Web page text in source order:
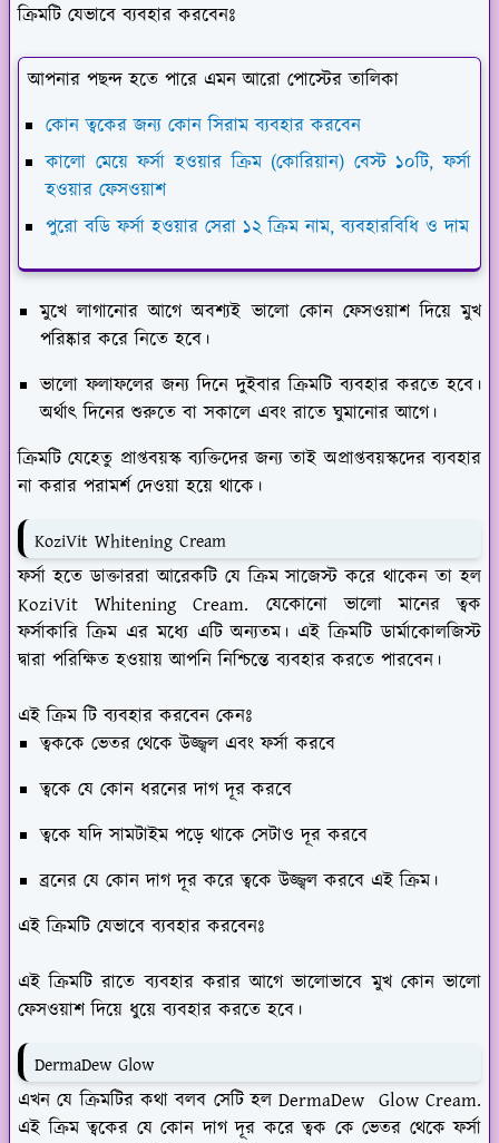
ক্রিমটি যেভাবে ব্যবহার করবেনঃ
আপনার পছন্দ হতে পারে এমন আরো পোস্টের তালিকা
কোন ত্বকের জন্য কোন সিরাম ব্যবহার করবেন
কালো মেয়ে ফর্সা হওয়ার ক্রিম (কোরিয়ান) বেস্ট ১০টি, ফর্সা
হওয়ার ফেসওয়াশ
পুরো বডি ফর্সা হওয়ার সেরা ১২ ক্রিম নাম, ব্যবহারবিধি ও দাম
মুখে লাগানোর আগে অবশ্যই ভালো কোন ফেসওয়াশ দিয়ে মুখ
পরিষ্কার করে নিতে হবে।
ভালো ফলাফলের জন্য দিনে দুইবার ক্রিমটি ব্যবহার করতে হবে।
অর্থাৎ দিনের শুরুতে বা সকালে এবং রাতে ঘুমানোর আগে।
ক্রিমটি যেহেতু প্রাপ্তবয়স্ক ব্যক্তিদের জন্য তাই অপ্রাপ্তবয়স্কদের ব্যবহার
না করার পরামর্শ দেওয়া হয়ে থাকে।
KoziVit Whitening Cream
ফর্সা হতে ডাক্তাররা আরেকটি যে ক্রিম সাজেস্ট করে থাকেন তা হল
KoziVit Whitening Cream. যেকোনো ভালো মানের ত্বক
ফর্সাকারি ক্রিম এর মধ্যে এটি অন্যতম। এই ক্রিমটি ডার্মাকোলজিস্ট
দ্বারা পরিক্ষিত হওয়ায় আপনি নিশ্চিন্তে ব্যবহার করতে পারবেন।
এই ক্রিম টি ব্যবহার করবেন কেনঃ
ত্বককে ভেতর থেকে উজ্জ্বল এবং ফর্সা করবে
ত্বকে যে কোন ধরনের দাগ দূর করবে
ত্বকে যদি সামটাইম পড়ে থাকে সেটাও দূর করবে
ব্রনের যে কোন দাগ দূর করে ত্বকে উজ্জ্বল করবে এই ক্রিম।
এই ক্রিমটি যেভাবে ব্যবহার করবেনঃ
এই ক্রিমটি রাতে ব্যবহার করার আগে ভালোভাবে মুখ কোন ভালো
ফেসওয়াশ দিয়ে ধুয়ে ব্যবহার করতে হবে।
DermaDew Glow
এখন যে ক্রিমটির কথা বলব সেটি হল DermaDew Glow Cream.
এই ক্রিম ত্বকের যে কোন দাগ দূর করে ত্বক কে ভেতর থেকে ফর্সা